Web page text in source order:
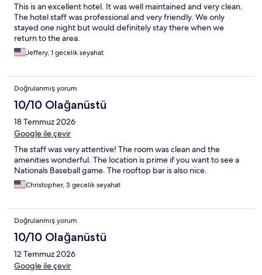
This is an excellent hotel. It was well maintained and very clean.
The hotel staff was professional and very friendly. We only
stayed one night but would definitely stay there when we
return to the area.
Jeffery, 1 gecelik seyahat
Doğrulanmış yorum
10/10 Olağanüstü
18 Temmuz 2026
Google ile çevir
The staff was very attentive! The room was clean and the
amenities wonderful. The location is prime if you want to see a
Nationals Baseball game. The rooftop bar is also nice.
Christopher, 3 gecelik seyahat
Doğrulanmış yorum
10/10 Olağanüstü
12 Temmuz 2026
Google ile çevir